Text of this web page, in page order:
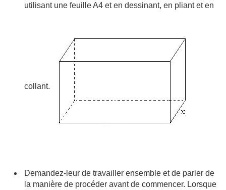
utilisant une feuille A4 et en dessinant, en pliant et en
collant.
Demandez-leur de travailler ensemble et de parler de
la manière de procéder avant de commencer. Lorsque